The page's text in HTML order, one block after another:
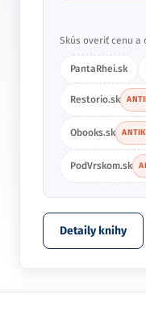
Skús overiť cenu a
PantaRhei.sk
Restorio.sk
Obooks.sk
PodVrskom.sk
Detaily knihy